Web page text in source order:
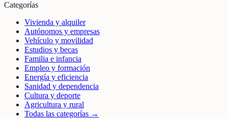
Categorías
Vivienda y alquiler
Autónomos y empresas
Vehículo y movilidad
Estudios y becas
Familia e infancia
Empleo y formación
Energía y eficiencia
Sanidad y dependencia
Cultura y deporte
Agricultura y rural
Todas las categorías →